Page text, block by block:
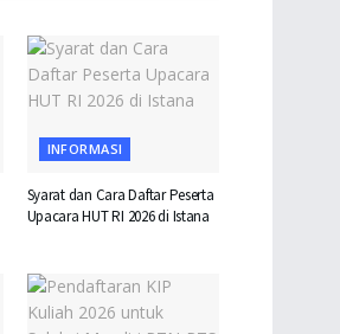
INFORMASI
Syarat dan Cara Daftar Peserta
Upacara HUT RI 2026 di Istana